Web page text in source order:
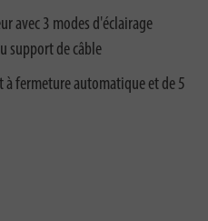
avec 3 modes d'éclairage
support de câble
à fermeture automatique et de 5